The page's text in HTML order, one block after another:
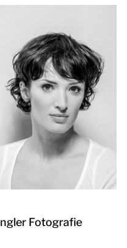
Fotografie